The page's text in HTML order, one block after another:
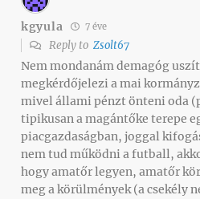
kgyula 7 éve
Reply to Zsolt67
Nem mondanám demagóg
megkérdőjelezi a mai
mivel állami pénzt önteni oda
tipikusan a magántőke terepe
piacgazdaságban, joggal
nem tud működni a futball,
hogy amatőr legyen, amatőr
meg a körülmények (a csekély